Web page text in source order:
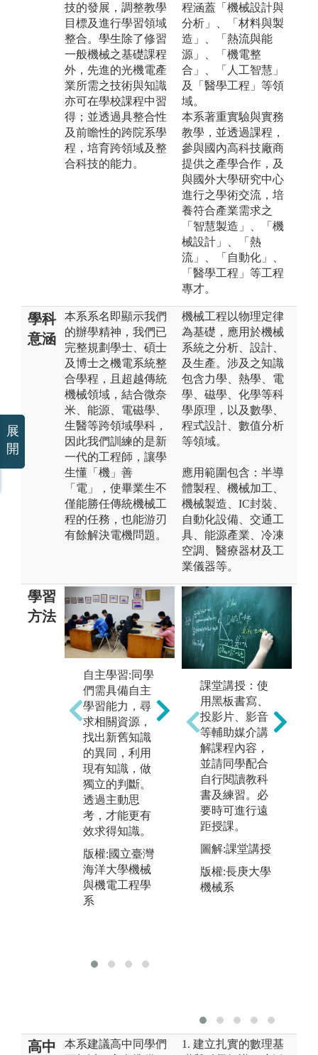
技的發展，調整教學
目標及進行學習領域
整合。學生除了修習
一般機械之基礎課程
外，先進的光機電產
業所需之技術與知識
亦可在學校課程中習
得；並透過具整合性
及前瞻性的跨院系學
程，培育跨領域及整
合科技的能力。
程涵蓋「機械設計與
分析」、「材料與製
造」、「熱流與能
源」、「機電整
合」、「人工智慧」
及「醫學工程」等領
域。
本系著重實驗與實務
教學，並透過課程，
參與國內高科技廠商
提供之產學合作，及
與國外大學研究中心
進行之學術交流，培
養符合產業需求之
「智慧製造」、「機
械設計」、「熱
流」、「自動化」、
「醫學工程」等工程
專才。
學科
意涵
本系系名即顯示我們
的辦學精神，我們已
完整規劃學士、碩士
及博士之機電系統整
合學程，且超越傳統
機械領域，結合微奈
米、能源、電磁學、
生醫等跨領域學科，
因此我們訓練的是新
一代的工程師，讓學
生懂「機」善
「電」，使畢業生不
僅能勝任傳統機械工
程的任務，也能游刃
有餘解決電機問題。
機械工程以物理定律
為基礎，應用於機械
系統之分析、設計、
及生產。涉及之知識
包含力學、熱學、電
學、磁學、化學等科
學原理，以及數學、
程式設計、數值分析
等領域。
應用範圍包含：半導
體製程、機械加工、
機械製造、IC封裝、
自動化設備、交通工
具、能源產業、冷凍
空調、醫療器材及工
業儀器等。
學習
方法
自主學習:同學
們需具備自主
學習能力，尋
求相關資源，
找出新舊知識
的異同，利用
現有知識，做
獨立的判斷。
透過主動思
考，才能更有
效求得知識。
版權:國立臺灣
海洋大學機械
與機電工程學
系
團隊學習:同學
們需進行團隊
合作的學習，
藉由團體討
論，彼此交流
意見，才能更
有效率地求得
新知。
版權:國立臺灣
海洋大學機械
與機電工程學
系
課堂講授：使
用黑板書寫、
投影片、影音
等輔助媒介講
解課程內容，
並請同學配合
自行閱讀教科
書及練習。必
要時可進行遠
距授課。
圖解:課堂講授
版權:長庚大學
機械系
高中
本系建議高中同學們
1. 建立扎實的數理基
展
開